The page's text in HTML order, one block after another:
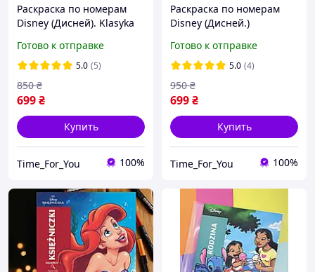
Раскраска по номерам
Disney (Дисней). Klasyka
Tome 11 Бэмби. Арт-
терапия, Польское
издательство
Готово к отправке
5.0 (5)
699₴
850 ₴
Купить
Time_For_You 100%
Раскраска по номерам
Disney (Дисней.)
Принцессы). Арт-
терапия, Польское
издание
Готово к отправке
5.0 (4)
699₴
950 ₴
Купить
Time_For_You 100%